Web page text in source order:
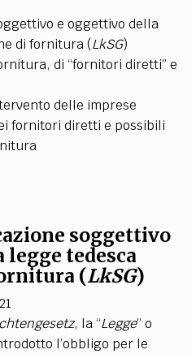
e oggettivo della
di fornitura (LkSG)
di “fornitori diretti” e
delle imprese
fornitori diretti e possibili
soggettivo
tedesca
(LkSG)
, la “Legge” o
l’obbligo per le